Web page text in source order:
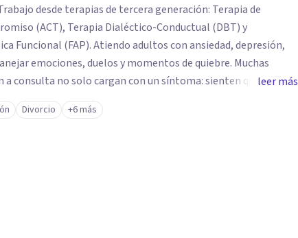
desde terapias de tercera generación: Terapia de
(ACT), Terapia Dialéctico-Conductual (DBT) y
Funcional (FAP). Atiendo adultos con ansiedad, depresión,
emociones, duelos y momentos de quiebre. Muchas
a consulta no solo cargan con un síntoma: sienten que sus
les complican más la vida. Desde ahí trabajamos.
malestar a la fuerza. Prefiero entender qué lo sostiene y
leer más
Divorcio +6 más